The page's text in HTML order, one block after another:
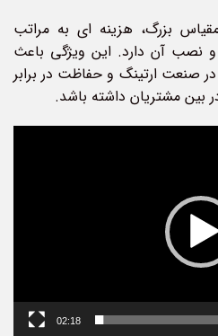
بزرگ، هزینه ای به مراتب
و نصب آن دارد. این ویژگی باعث
در صنعت ارتینگ و حفاظت در برابر
بین مشتریان داشته باشد.
02:18